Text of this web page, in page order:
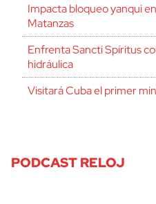
Impacta bloqueo yanqui
Matanzas
Enfrenta Sancti Spíritus
hidráulica
Visitará Cuba el primer
PODCAST RELOJ